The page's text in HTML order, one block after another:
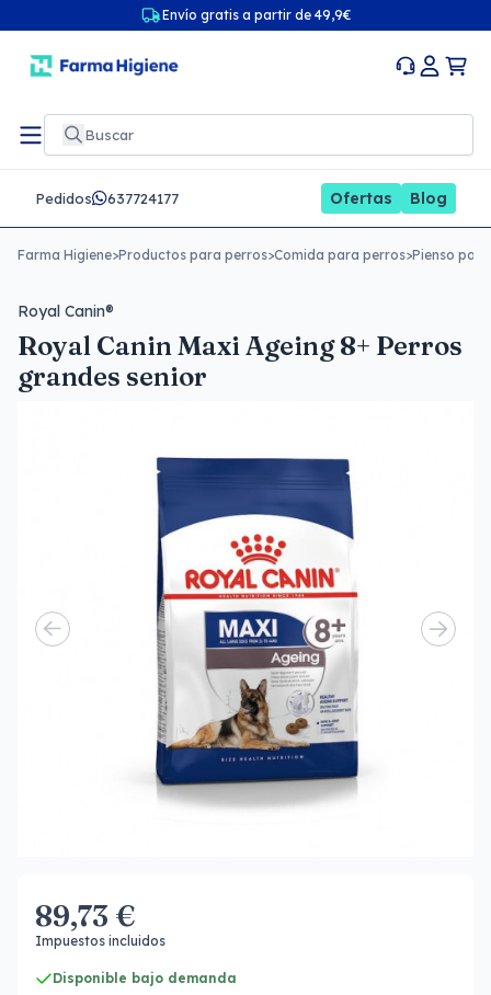
Envío gratis a partir de 49,9€
Pedidos 637724177 Ofertas Blog
Farma Higiene>Productos para perros>Comida para perros>Pienso
Royal Canin®
Royal Canin Maxi Ageing 8+ Perros
grandes senior
89,73 €
Impuestos incluidos
Disponible bajo demanda